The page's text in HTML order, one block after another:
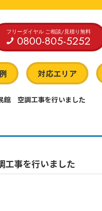
フリーダイヤル ご相談/見積り無料
0800-805-5252
対応エリア
空調工事を行いました
事を行いました